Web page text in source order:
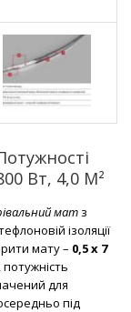
Вт, 4,0 М²
мат з
ізоляції
мату – 0,5 х 7
, потужність
для
під